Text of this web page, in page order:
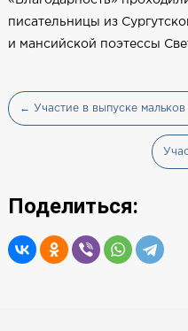
писательницы из
и мансийской поэтессы
← Участие в выпуске мальков
Поделиться: